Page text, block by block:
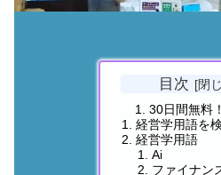
目次
30日間無料！
経営学用語を
経営学用語
Ai
ファイナン